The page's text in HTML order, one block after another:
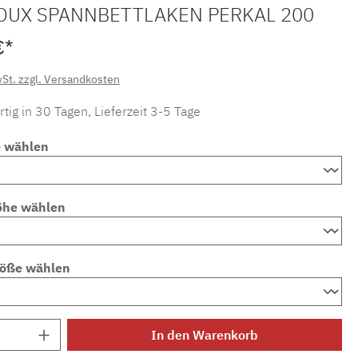
SPANNBETTLAKEN PERKAL 200
zzgl. Versandkosten
in 30 Tagen, Lieferzeit 3-5 Tage
wählen
wählen
wählen
Anzahl: Gib den gewünschten Wert ein
In den Warenkorb